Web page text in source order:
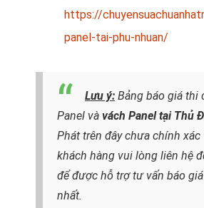
https://
panel-tai-phu-nhuan/
Lưu ý: Bảng báo giá thi
Panel và vách Panel tại Thủ
Phát trên đây chưa chính xác
khách hàng vui lòng liên hệ
để được hỗ trợ tư vấn báo
nhất.